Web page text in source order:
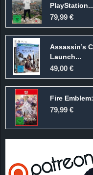
PlayStation...
79,99 €
Assassin’s
Launch...
49,00 €
Fire
79,99 €